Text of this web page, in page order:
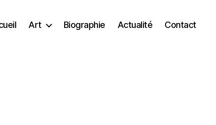
Art Biographie Actualité Contact